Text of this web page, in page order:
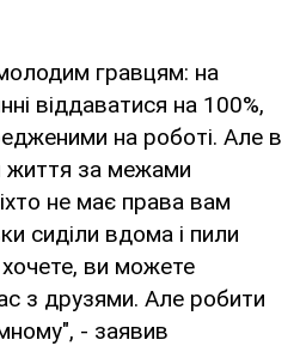
гравцям: на
віддаватися на 100%,
на роботі. Але в
життя за межами
не має права вам
сиділи вдома і пили
ви можете
з друзями. Але робити
- заявив